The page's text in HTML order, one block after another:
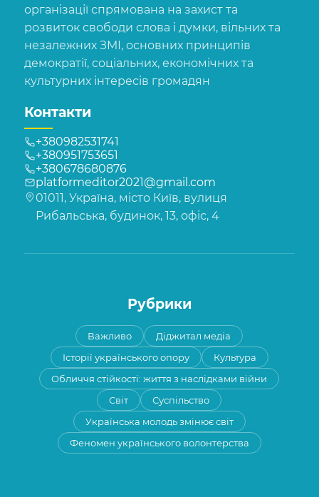
організації спрямована на захист та
розвиток свободи слова і думки, вільних та
незалежних ЗМІ, основних принципів
демократії, соціальних, економічних та
культурних інтересів громадян
Контакти
+380982531741
+380951753651
+380678680876
platformeditor2021@gmail.com
01011, Україна, місто Київ, вулиця
Рибальська, будинок, 13, офіс, 4
Рубрики
Важливо
Діджитал медіа
Історії українського опору
Культура
Обличчя стійкості: життя з наслідками війни
Світ
Суспільство
Українська молодь змінює світ
Феномен українського волонтерства